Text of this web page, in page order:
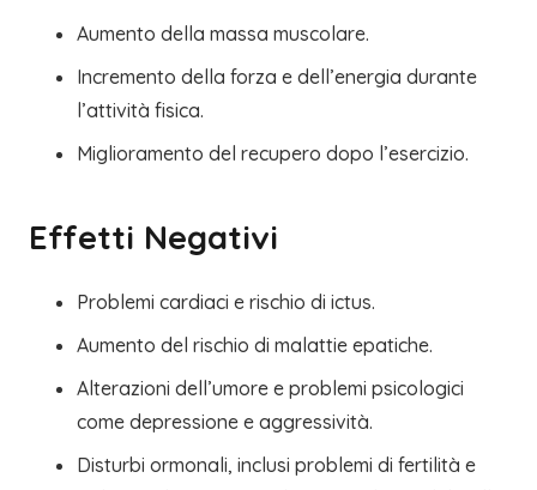
Aumento della massa muscolare.
Incremento della forza e dell’energia durante
l’attività fisica.
Miglioramento del recupero dopo l’esercizio.
Effetti Negativi
Problemi cardiaci e rischio di ictus.
Aumento del rischio di malattie epatiche.
Alterazioni dell’umore e problemi psicologici
come depressione e aggressività.
Disturbi ormonali, inclusi problemi di fertilità e